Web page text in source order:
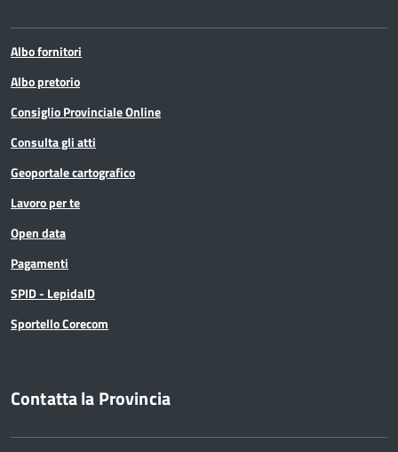
Albo fornitori
Albo pretorio
Consiglio Provinciale Online
Consulta gli atti
Geoportale cartografico
Lavoro per te
Open data
Pagamenti
SPID - LepidaID
Sportello Corecom
Contatta la Provincia